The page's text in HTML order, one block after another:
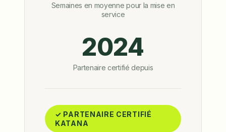
Semaines en moyenne pour la mise en
service
2024
Partenaire certifié depuis
✓ PARTENAIRE CERTIFIÉ
KATANA